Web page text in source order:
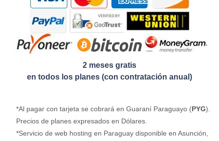
2 meses gratis
en todos los planes (con contratación anual)
*Al pagar con tarjeta se cobrará en Guaraní Paraguayo (PYG).
Precios de planes expresados en Dólares.
*Servicio de web hosting en Paraguay disponible en Asunción,